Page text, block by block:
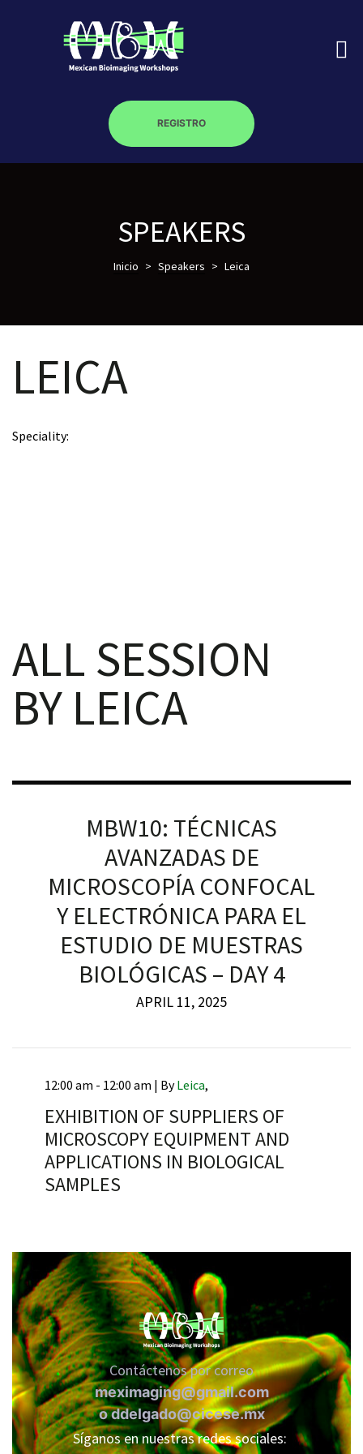
REGISTRO
SPEAKERS
Inicio > Speakers > Leica
LEICA
Speciality
ALL SESSION
BY LEICA
MBW10: TÉCNICAS
AVANZADAS DE
MICROSCOPÍA CONFOCAL
Y ELECTRÓNICA PARA EL
ESTUDIO DE MUESTRAS
BIOLÓGICAS – DAY 4
APRIL 11, 2025
12:00 am - 12:00 am | ByLeica,
EXHIBITION OF SUPPLIERS OF
MICROSCOPY EQUIPMENT AND
APPLICATIONS IN BIOLOGICAL
SAMPLES
Contáctenos por correo
meximaging@gmail.com
oddelgado@cicese.mx
Síganos en nuestras redes sociales:
–